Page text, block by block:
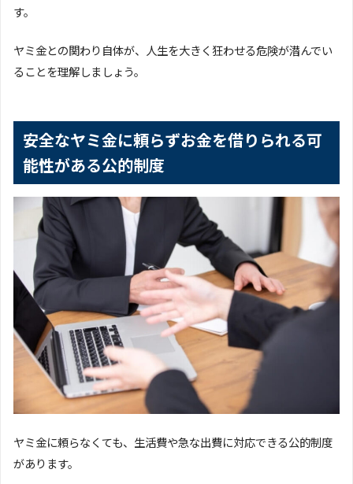
す。
ヤミ金との関わり自体が、人生を大きく狂わせる危険が潜んでい
ることを理解しましょう。
安全なヤミ金に頼らずお金を借りられる可
能性がある公的制度
ヤミ金に頼らなくても、生活費や急な出費に対応できる公的制度
があります。